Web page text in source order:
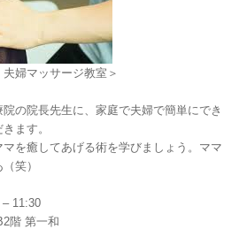
婦マッサージ教室＞
の院長先生に、家庭で夫婦で簡単にでき
ます。
を癒してあげる術を学びましょう。ママ
笑）
– 11:30
階 第一和